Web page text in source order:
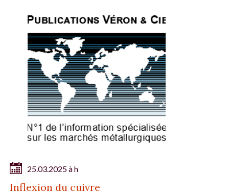
25.03.2025 à h
Inflexion du cuivre